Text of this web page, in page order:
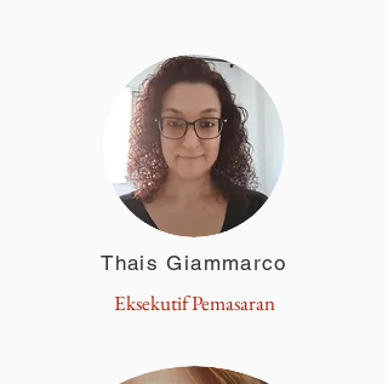
Thais Giammarco
Eksekutif Pemasaran